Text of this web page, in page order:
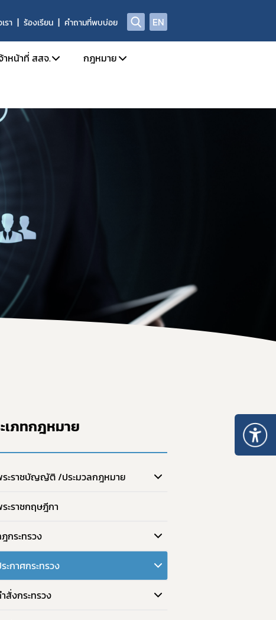
รา ร้องเรียน คำถามที่พบบ่อย EN
ห้โทษในประเภท 2 และวัตถุออกฤทธิ์ในประเภท 2,3,4
ะเภท 4
คราวยาเสพติด/วัตถุออกฤทธิ์ และ นำผ่าน
ามาซึ่งสารกาเฟอีน (Caffeine)
ภท 1
ะเภท 1
ติดให้โทษให้โทษในประเภท 2 และวัตถุออกฤทธิ์ในประเภท 2
เภท 5
/ หนังสือรับรองยาเสพติดให้โทษ หรือวัตถุออกฤทธิ์
เมินการออกใบอนุญาต/ทะเบียน
ารแพทย์
เภท 4
าหน้าที่ สสจ.
ารใช้งานระบบ e-Submission
ำหนดสิทธิ์ให้ผู้ประกอบการเข้าใช้งานระบบ
Open chat สำหรับเจ้าหน้าที่
รตรวจอนุญาตสถานที่สกัดกัญชง
มชี้แจงกฎหมายใหม่
การอนุญาตจำหน่าย ยส.2 หรือ วจ.2 พ.ศ. 2567
กฎกระทรวงการอนุญาตมีไว้ในครอบครอง ยส.2 วจ.2/วจ.3/วจ.4 พ.ศ. 2568
กระทรวงการอนุญาต ยส.5 ที่มิใช่สารสกัดจากกัญชาหรือกัญชง พ.ศ.
กฎกระทรวงการอนุญาต ยส.5 เฉพาะสารสกัดจากกัญชาหรือกัญชง พ.ศ.
กฎหมาย
กฎหมายใหม่/ประเภทกฎหมาย
เภทกฎหมาย
ะราชบัญญัติ /ประมวลกฎหมาย
ะราชกฤษฎีกา
กระทรวง
ะกาศกระทรวง
สั่งกระทรวง